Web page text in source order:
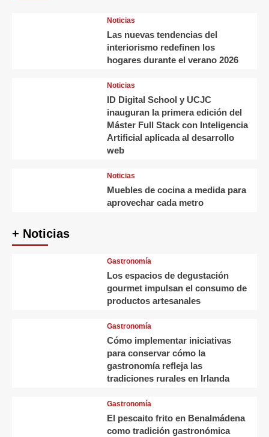
Noticias
Las nuevas tendencias del
interiorismo redefinen los
hogares durante el verano 2026
Noticias
ID Digital School y UCJC
inauguran la primera edición del
Máster Full Stack con Inteligencia
Artificial aplicada al desarrollo
web
Noticias
Muebles de cocina a medida para
aprovechar cada metro
+ Noticias
Gastronomía
Los espacios de degustación
gourmet impulsan el consumo de
productos artesanales
Gastronomía
Cómo implementar iniciativas
para conservar cómo la
gastronomía refleja las
tradiciones rurales en Irlanda
Gastronomía
El pescaito frito en Benalmádena
como tradición gastronómica